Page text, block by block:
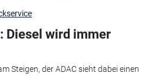
Diesel wird immer
Steigen, der ADAC sieht dabei einen